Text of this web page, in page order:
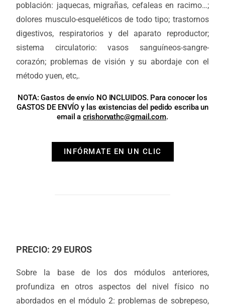
población: jaquecas, migrañas, cefaleas en racimo…;
dolores musculo-esqueléticos de todo tipo; trastornos
digestivos, respiratorios y del aparato reproductor;
sistema circulatorio: vasos sanguíneos-sangre-
corazón; problemas de visión y su abordaje con el
método yuen, etc,.
NOTA: Gastos de envío NO INCLUIDOS. Para conocer los
GASTOS DE ENVÍO y las existencias del pedido escriba un
email acrishorvathc@gmail.com.
INFÓRMATE EN UN CLIC
PRECIO: 29 EUROS
Sobre la base de los dos módulos anteriores,
profundiza en otros aspectos del nivel físico no
abordados en el módulo 2: problemas de sobrepeso,